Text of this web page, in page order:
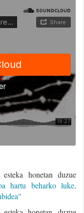
honetan duzue
hartu beharko luke,